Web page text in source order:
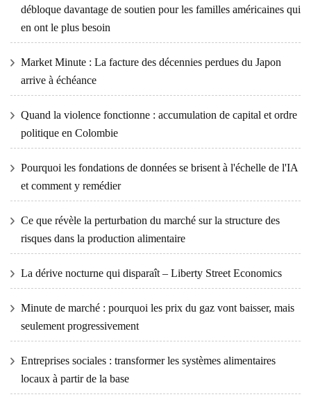
débloque davantage de soutien pour les familles américaines qui
en ont le plus besoin
Market Minute : La facture des décennies perdues du Japon
arrive à échéance
Quand la violence fonctionne : accumulation de capital et ordre
politique en Colombie
Pourquoi les fondations de données se brisent à l'échelle de l'IA
et comment y remédier
Ce que révèle la perturbation du marché sur la structure des
risques dans la production alimentaire
La dérive nocturne qui disparaît – Liberty Street Economics
Minute de marché : pourquoi les prix du gaz vont baisser, mais
seulement progressivement
Entreprises sociales : transformer les systèmes alimentaires
locaux à partir de la base